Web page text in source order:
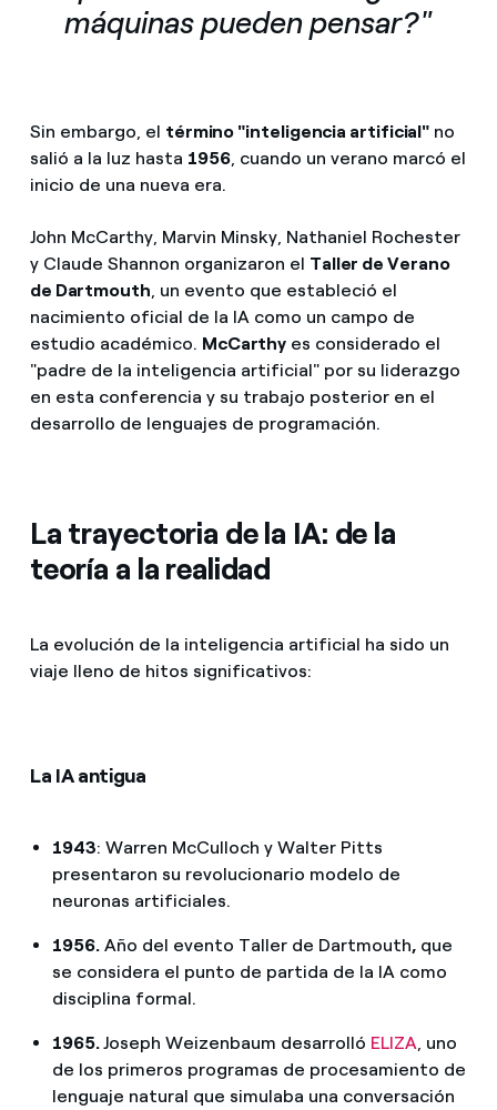
máquinas pueden pensar?"
Sin embargo, el término "inteligencia artificial" no
salió a la luz hasta 1956, cuando un verano marcó el
inicio de una nueva era.
John McCarthy, Marvin Minsky, Nathaniel Rochester
y Claude Shannon organizaron el Taller de Verano
de Dartmouth, un evento que estableció el
nacimiento oficial de la IA como un campo de
estudio académico. McCarthy es considerado el
"padre de la inteligencia artificial" por su liderazgo
en esta conferencia y su trabajo posterior en el
desarrollo de lenguajes de programación.
La trayectoria de la IA: de la
teoría a la realidad
La evolución de la inteligencia artificial ha sido un
viaje lleno de hitos significativos:
La IA antigua
1943: Warren McCulloch y Walter Pitts
presentaron su revolucionario modelo de
neuronas artificiales.
1956.Año del evento Taller de Dartmouth, que
se considera el punto de partida de la IA como
disciplina formal.
1965.Joseph Weizenbaum desarrolló ELIZA , uno
de los primeros programas de procesamiento de
lenguaje natural que simulaba una conversación